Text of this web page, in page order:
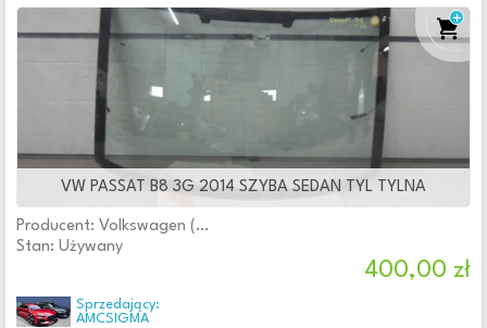
VW PASSAT B8 3G 2014 SZYBA SEDAN TYL TYLNA
Producent: Volkswagen (oryginalne OE)
Stan: Używany
400,00 zł
Sprzedający:
AMCSIGMA